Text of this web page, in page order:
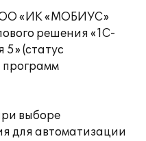
«ИК «МОБИУС»
решения «1С-
(статус
программ
выборе
для автоматизации